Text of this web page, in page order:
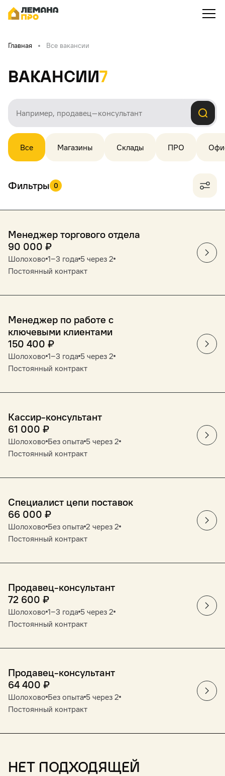
Главная Все вакансии
Вакансии7
Все Магазины Склады ПРО
Фильтры 0
Менеджер торгового отдела
90 000 ₽
Шолохово 1‒3 года 5 через 2
Постоянный контракт
Менеджер по работе с
ключевыми клиентами
150 400 ₽
Шолохово 1‒3 года 5 через 2
Постоянный контракт
Кассир-консультант
61 000 ₽
Шолохово Без опыта 5 через 2
Постоянный контракт
Специалист цепи поставок
66 000 ₽
Шолохово Без опыта 2 через 2
Постоянный контракт
Продавец-консультант
72 600 ₽
Шолохово 1‒3 года 5 через 2
Постоянный контракт
Продавец-консультант
64 400 ₽
Шолохово Без опыта 5 через 2
Постоянный контракт
Нет подходящей